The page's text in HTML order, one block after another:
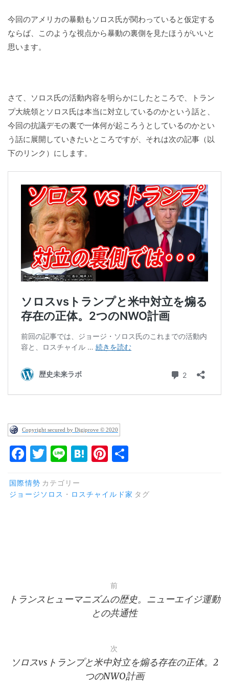
今回のアメリカの暴動もソロス氏が関わっていると仮定する
ならば、このような視点から暴動の裏側を見たほうがいいと
思います。
さて、ソロス氏の活動内容を明らかにしたところで、トラン
プ大統領とソロス氏は本当に対立しているのかという話と、
今回の抗議デモの裏で一体何が起ころうとしているのかとい
う話に展開していきたいところですが、それは次の記事（以
下のリンク）にします。
Copyright secured by Digiprove © 2020
F
c
e
T
it
te
Li
e
H
e
n
Pi
te
re
国際情勢 カテゴリー
ジョージソロス
・ ロスチャイルド家 タグ
稿
ゲ
前
トランスヒューマニズムの歴史。ニューエイジ運動
との共通性
次
ソロスvsトランプと米中対立を煽る存在の正体。2
つのNWO計画